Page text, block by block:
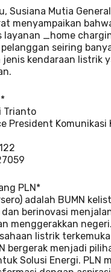
Susiana Mutia
menyampaikan
layanan _home
seiring
jenis kendaraan listrik
Trianto
President Komunikasi
PLN*
adalah BUMN
berinovasi
menggerakkan
listrik
bergerak menjadi
Solusi Energi. PLN